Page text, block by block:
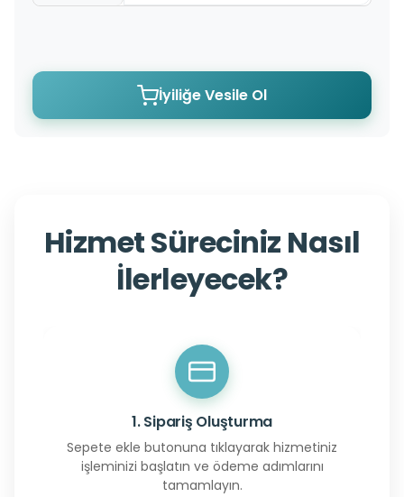
İyiliğe Vesile Ol
Hizmet Süreciniz Nasıl
İlerleyecek?
1. Sipariş Oluşturma
Sepete ekle butonuna tıklayarak hizmetiniz
işleminizi başlatın ve ödeme adımlarını
tamamlayın.